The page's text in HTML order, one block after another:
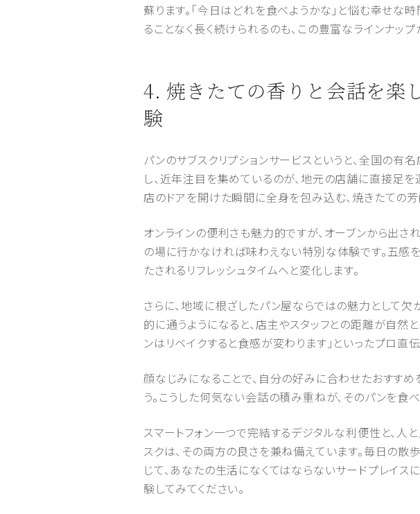
蘇ります。「今日はどれを食べようかな」と悩む幸せな
ることなく長く続けられるのも、この豊富なラインナップ
4. 焼きたての香りと会話を楽
験
パンのサブスクリプションサービスというと、全国の
し、近年注目を集めているのが、地元の店舗に直接足を
店のドアを開けた瞬間に全身を包み込む、焼きたての芳
オンラインの便利さも魅力的ですが、オーブンから出
の場に行かなければ味わえない特別な体験です。五感
たされるリフレッシュタイムへと変化します。
さらに、地域に根ざしたパン屋ならではの魅力として欠
的に通うようになると、店主やスタッフとの距離が自然
ンはリベイクすると食感が変わります」といったプロ直
顔なじみになることで、自分の好みに合わせたおすす
う。こうした何気ない会話の積み重ねが、そのパンを食
スマートフォン一つで完結するデジタルな利便性と、
スクは、その両方の良さを兼ね備えています。毎日の
じて、あなたの生活になくてはならないサードプレイ
験してみてください。